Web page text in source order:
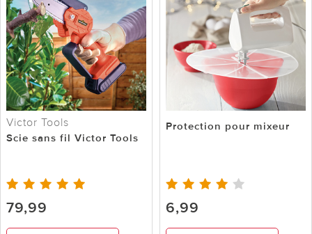
Victor Tools
Scie sans fil Victor Tools
79,99
Protection pour mixeur
6,99